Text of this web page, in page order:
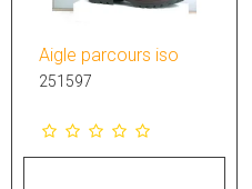
Aigle parcours iso
251597